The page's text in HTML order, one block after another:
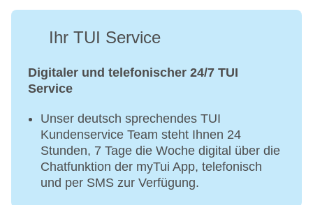
Ihr TUI Service
Digitaler und telefonischer 24/7 TUI
Service
Unser deutsch sprechendes TUI
Kundenservice Team steht Ihnen 24
Stunden, 7 Tage die Woche digital über die
Chatfunktion der myTui App, telefonisch
und per SMS zur Verfügung.